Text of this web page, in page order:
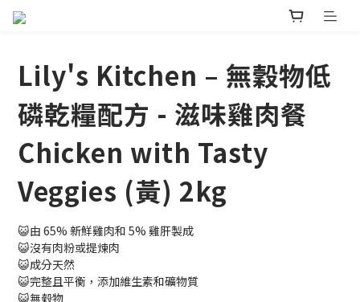
Lily's Kitchen – 無穀物低
磷乾糧配方 - 滋味雞肉餐
Chicken with Tasty
Veggies (黃) 2kg
😺由 65% 新鮮雞肉和 5% 雞肝製成
😺沒有肉粉或提煉肉
😺成分天然
😺完整且平衡，添加維生素和礦物質
😺無榖物